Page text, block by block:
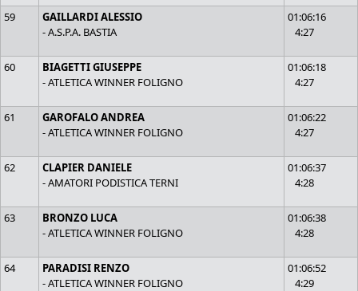
59
GAILLARDI ALESSIO
- A.S.P.A. BASTIA
01:06:16
4:27
60
BIAGETTI GIUSEPPE
- ATLETICA WINNER FOLIGNO
01:06:18
4:27
61
GAROFALO ANDREA
- ATLETICA WINNER FOLIGNO
01:06:22
4:27
62
CLAPIER DANIELE
- AMATORI PODISTICA TERNI
01:06:37
4:28
63
BRONZO LUCA
- ATLETICA WINNER FOLIGNO
01:06:38
4:28
64
PARADISI RENZO
- ATLETICA WINNER FOLIGNO
01:06:52
4:29